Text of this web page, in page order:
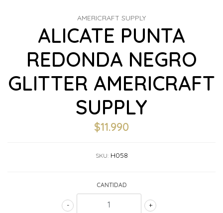
AMERICRAFT SUPPLY
ALICATE PUNTA
REDONDA NEGRO
GLITTER AMERICRAFT
SUPPLY
$11.990
SKU: H058
CANTIDAD
+
-